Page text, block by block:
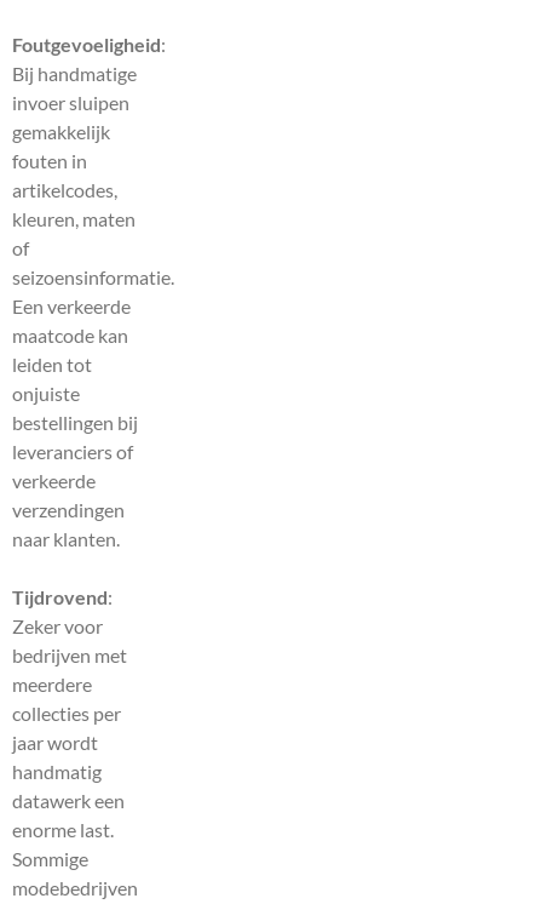
Foutgevoeligheid:
Bij handmatige
invoer sluipen
gemakkelijk
fouten in
artikelcodes,
kleuren, maten
of
seizoensinformatie.
Een verkeerde
maatcode kan
leiden tot
onjuiste
bestellingen bij
leveranciers of
verkeerde
verzendingen
naar klanten.
Tijdrovend:
Zeker voor
bedrijven met
meerdere
collecties per
jaar wordt
handmatig
datawerk een
enorme last.
Sommige
modebedrijven